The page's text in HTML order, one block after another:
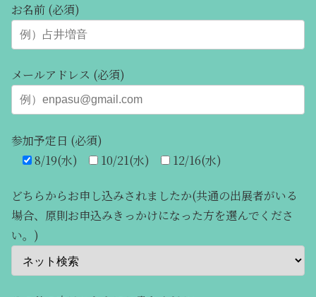
お名前 (必須)
メールアドレス (必須)
参加予定日 (必須)
8/19(水)
10/21(水) 12/16(水)
どちらからお申し込みされましたか(共通の出展者がいる
場合、原則お申込みきっかけになった方を選んでくださ
い。)